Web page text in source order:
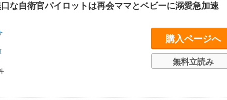
口な自衛官パイロットは再会ママとベビーに溺愛急加速
購入ページへ
無料立読み